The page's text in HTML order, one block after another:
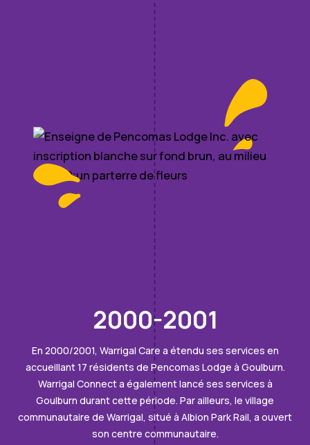
2000-2001
En 2000/2001, Warrigal Care a étendu ses services en
accueillant 17 résidents de Pencomas Lodge à Goulburn.
Warrigal Connect a également lancé ses services à
Goulburn durant cette période. Par ailleurs, le village
communautaire de Warrigal, situé à Albion Park Rail, a ouvert
son centre communautaire.